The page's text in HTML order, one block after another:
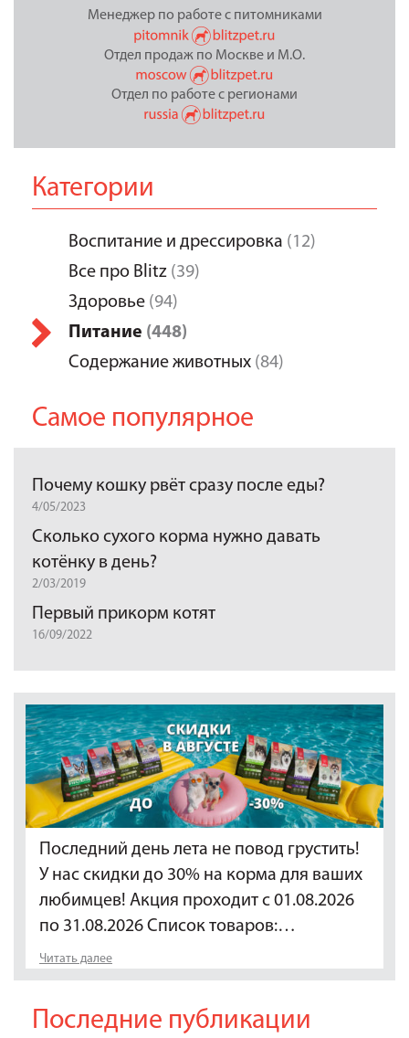
Менеджер по работе с питомниками
Отдел продаж по Москве и М.О.
Отдел по работе с регионами
Категории
Воспитание и дрессировка (12)
Все про Blitz (39)
Здоровье (94)
Питание (448)
Содержание животных (84)
Самое популярное
Почему кошку рвёт сразу после еды?
4/05/2023
Сколько сухого корма нужно давать
котёнку в день?
2/03/2019
Первый прикорм котят
16/09/2022
Последний день лета не повод грустить!
У нас скидки до 30% на корма для ваших
любимцев! Акция проходит с 01.08.2026
по 31.08.2026 Список товаров:…
Читать далее
Последние публикации